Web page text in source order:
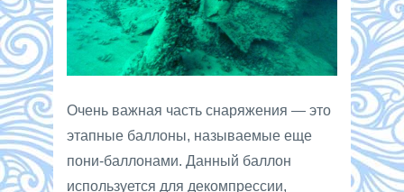
Очень важная часть снаряжения — это
этапные баллоны, называемые еще
пони-баллонами. Данный баллон
используется для декомпрессии,